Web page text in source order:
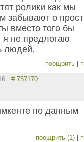
ролики как мы
забывают о
вместо того бы
я не предлогаю
людей.
поощрить |
# 757170
по данным
поощрить (1) |